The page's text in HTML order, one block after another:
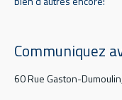
Communiquez
60 Rue Gaston-